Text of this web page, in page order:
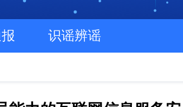
识谣辨谣